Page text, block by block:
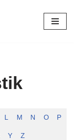
L M N O P
Y Z